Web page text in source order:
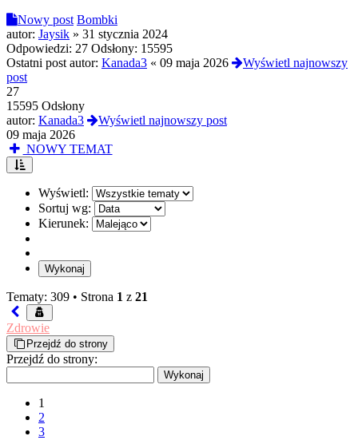
Nowy post Bombki
autor: Jaysik » 31 stycznia 2024
Odpowiedzi: 27 Odsłony: 15595
Ostatni post autor: Kanada3 « 09 maja 2026
Wyświetl najnowszy
post
27
15595 Odsłony
autor: Kanada3
Wyświetl najnowszy post
09 maja 2026
NOWY TEMAT
Wyświetl:
Sortuj wg:
Kierunek:
Tematy: 309 • Strona 1 z 21
Zdrowie
Przejdź do strony
Przejdź do strony:
1
2
3